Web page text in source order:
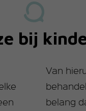
bij
Van
belang